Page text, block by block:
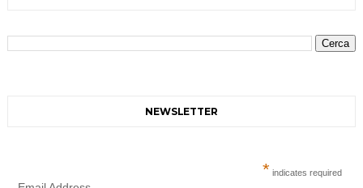
NEWSLETTER
* indicates required